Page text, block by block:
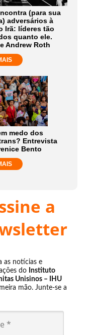
(para sua
adversários à
Irã: líderes tão
quanto ele.
Andrew Roth
medo dos
Entrevista
Bento
a
as notícias e
do Instituto
Unisinos – IHU
mão. Junte-se a